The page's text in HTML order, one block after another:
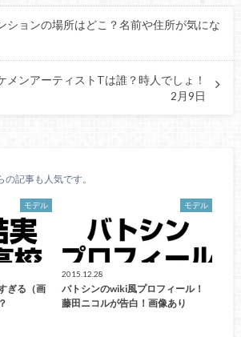
ションの場所はどこ？名前や住所が気にな
メンアーティストTは誰？時人でしょ！
2月9日
の記事も人気です。
モデル
ぎる（画
モデル
2015.12.28
バトシンのwiki風プロフィール！
藤田ニコルが告白！画像あり